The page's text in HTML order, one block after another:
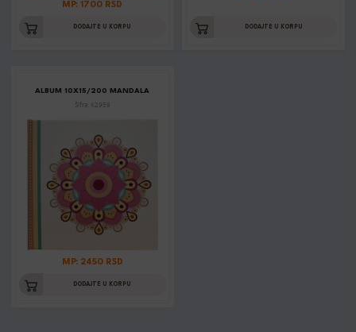
MP: 1700 RSD
DODAJTE U KORPU DODAJTE U KORPU
ALBUM 10X15/200 MANDALA
Šifra: K2959
MP: 2450 RSD
DODAJTE U KORPU